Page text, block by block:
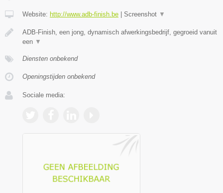
Website: http://www.adb-finish.be Screenshot ▼
ADB-Finish, een jong, dynamisch afwerkingsbedrijf, gegroeid vanuit
een ▼
Diensten onbekend
Openingstijden onbekend
Sociale media: